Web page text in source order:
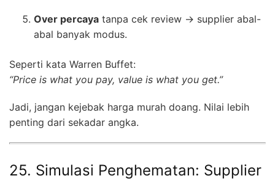
Over percaya tanpa cek review → supplier abal-
abal banyak modus.
Seperti kata Warren Buffet:
“Price is what you pay, value is what you get.”
Jadi, jangan kejebak harga murah doang. Nilai lebih
penting dari sekadar angka.
25. Simulasi Penghematan: Supplier